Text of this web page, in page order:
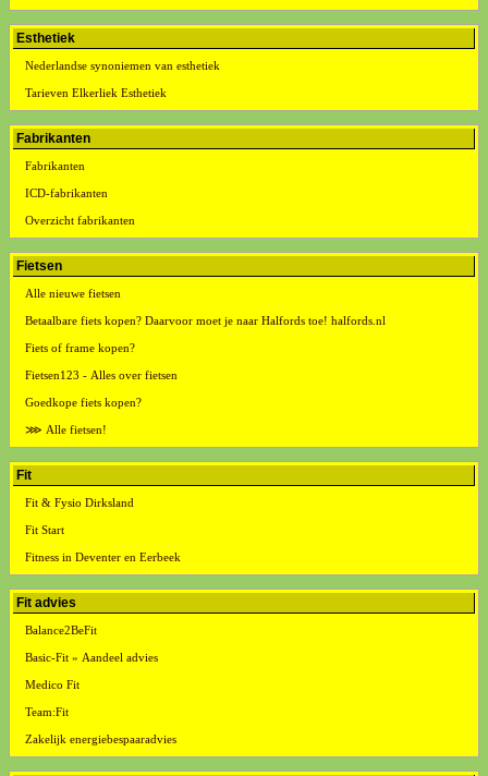
Esthetiek
Nederlandse synoniemen van esthetiek
Tarieven Elkerliek Esthetiek
Fabrikanten
Fabrikanten
ICD-fabrikanten
Overzicht fabrikanten
Fietsen
Alle nieuwe fietsen
Betaalbare fiets kopen? Daarvoor moet je naar Halfords toe! halfords.nl
Fiets of frame kopen?
Fietsen123 - Alles over fietsen
Goedkope fiets kopen?
⋙ Alle fietsen!
Fit
Fit & Fysio Dirksland
Fit Start
Fitness in Deventer en Eerbeek
Fit advies
Balance2BeFit
Basic-Fit » Aandeel advies
Medico Fit
Team:Fit
Zakelijk energiebespaaradvies